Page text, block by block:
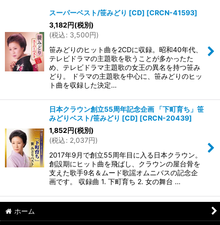
絞り込む
スーパーベスト/笹みどり [CD] [CRCN-41593]
3,182円(税別)
(税込: 3,500円)
笹みどりのヒット曲を2CDに収録。昭和40年代、
テレビドラマの主題歌を歌うことが多かったた
め、テレビドラマ主題歌の女王の異名を持つ笹み
どり。 ドラマの主題歌を中心に、笹みどりのヒッ
ト曲を収録した決定…
日本クラウン創立55周年記念企画 「下町育ち」笹
みどりベスト/笹みどり [CD] [CRCN-20439]
1,852円(税別)
(税込: 2,037円)
2017年9月で創立55周年目に入る日本クラウン。
創設期にヒット曲を飛ばし、クラウンの屋台骨を
支えた歌手9名＆ムード歌謡オムニバスの記念企
画です。 収録曲 1. 下町育ち 2. 女の舞台 …
ホーム